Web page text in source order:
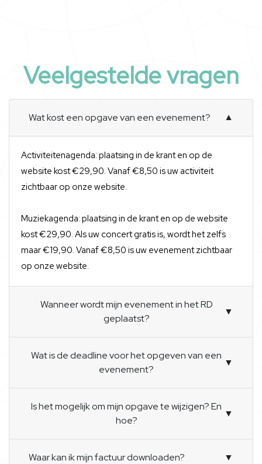
Veelgestelde vragen
Wat kost een opgave van een evenement? ▼
Activiteitenagenda: plaatsing in de krant en op de
website kost €29,90. Vanaf €8,50 is uw activiteit
zichtbaar op onze website.
Muziekagenda: plaatsing in de krant en op de website
kost €29,90. Als uw concert gratis is, wordt het zelfs
maar €19,90. Vanaf €8,50 is uw evenement zichtbaar
op onze website.
Wanneer wordt mijn evenement in het RD
geplaatst?
▼
Wat is de deadline voor het opgeven van een
evenement?
▼
Is het mogelijk om mijn opgave te wijzigen? En
hoe?
▼
Waar kan ik mijn factuur downloaden? ▼